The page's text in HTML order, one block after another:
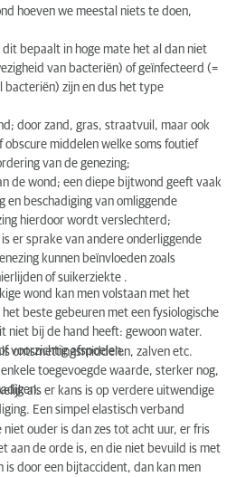
hoeven we meestal niets te doen,
bepaalt in hoge mate het al dan niet
van bacteriën) of geïnfecteerd (=
bacteriën) zijn en dus het type
door zand, gras, straatvuil, maar ook
middelen welke soms foutief
van de genezing;
de wond; een diepe bijtwond geeft vaak
en beschadiging van omliggende
hierdoor wordt verslechterd;
er sprake van andere onderliggende
kunnen beïnvloeden zoals
of suikerziekte .
wond kan men volstaan met het
beste gebeuren met een fysiologische
niet bij de hand heeft: gewoon water.
voorzichtig afspoelen.
ontsmettingsmiddelen, zalven etc.
toegevoegde waarde, sterker nog,
als er kans is op verdere uitwendige
Een simpel elastisch verband
ouder is dan zes tot acht uur, er fris
aan de orde is, en die niet bevuild is met
is door een bijtaccident, dan kan men